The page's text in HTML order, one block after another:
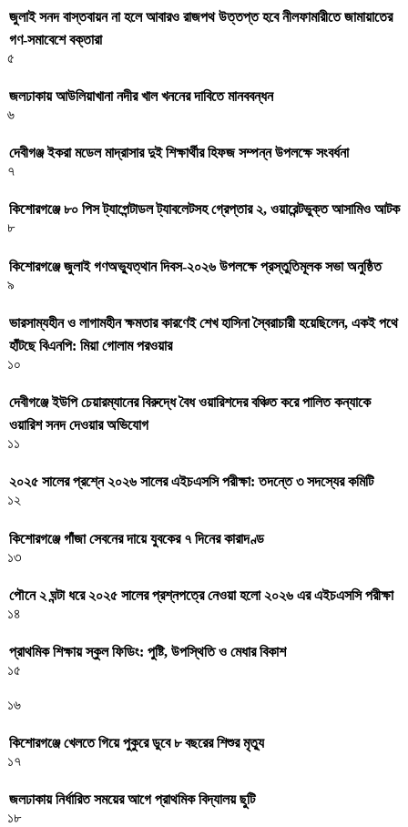
জুলাই সনদ বাস্তবায়ন না হলে আবারও রাজপথ উত্তপ্ত হবে নীলফামারীতে জামায়াতের
গণ-সমাবেশে বক্তারা
৫
জলঢাকায় আউলিয়াখানা নদীর খাল খননের দাবিতে মানববন্ধন
৬
দেবীগঞ্জ ইকরা মডেল মাদ্রাসার দুই শিক্ষার্থীর হিফজ সম্পন্ন উপলক্ষে সংবর্ধনা
৭
কিশোরগঞ্জে ৮০ পিস ট্যাপেন্টাডল ট্যাবলেটসহ গ্রেপ্তার ২, ওয়ারেন্টভুক্ত আসামিও আটক
৮
কিশোরগঞ্জে জুলাই গণঅভ্যুত্থান দিবস-২০২৬ উপলক্ষে প্রস্তুতিমূলক সভা অনুষ্ঠিত
৯
ভারসাম্যহীন ও লাগামহীন ক্ষমতার কারণেই শেখ হাসিনা স্বৈরাচারী হয়েছিলেন, একই পথে
হাঁটছে বিএনপি: মিয়া গোলাম পরওয়ার
১০
দেবীগঞ্জে ইউপি চেয়ারম্যানের বিরুদ্ধে বৈধ ওয়ারিশদের বঞ্চিত করে পালিত কন্যাকে
ওয়ারিশ সনদ দেওয়ার অভিযোগ
১১
২০২৫ সালের প্রশ্নে ২০২৬ সালের এইচএসসি পরীক্ষা: তদন্তে ৩ সদস্যের কমিটি
১২
কিশোরগঞ্জে গাঁজা সেবনের দায়ে যুবকের ৭ দিনের কারাদণ্ড
১৩
পৌনে ২ ঘন্টা ধরে ২০২৫ সালের প্রশ্নপত্রে নেওয়া হলো ২০২৬ এর এইচএসসি পরীক্ষা
১৪
প্রাথমিক শিক্ষায় স্কুল ফিডিং: পুষ্টি, উপস্থিতি ও মেধার বিকাশ
১৫
১৬
কিশোরগঞ্জে খেলতে গিয়ে পুকুরে ডুবে ৮ বছরের শিশুর মৃত্যু
১৭
জলঢাকায় নির্ধারিত সময়ের আগে প্রাথমিক বিদ্যালয় ছুটি
১৮